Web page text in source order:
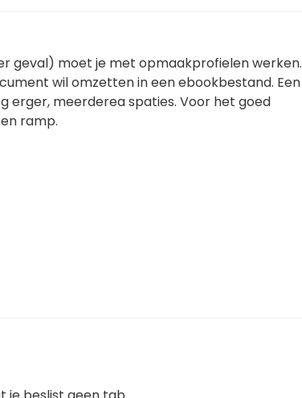
geval) moet je met opmaakprofielen werken.
wil omzetten in een ebookbestand. Een
erger, meerderea spaties. Voor het goed
ramp.